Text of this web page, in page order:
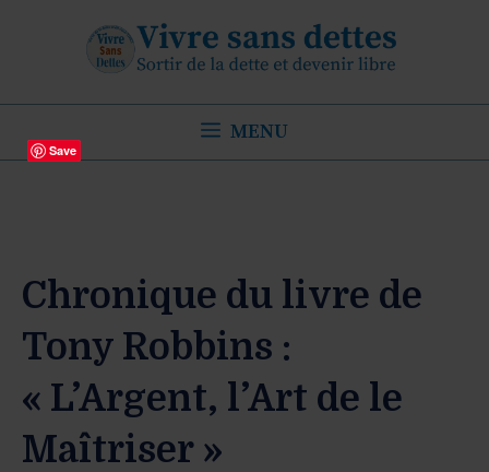
MENU
Chronique du livre de
Tony Robbins :
« L’Argent, l’Art de le
Maîtriser »
Save